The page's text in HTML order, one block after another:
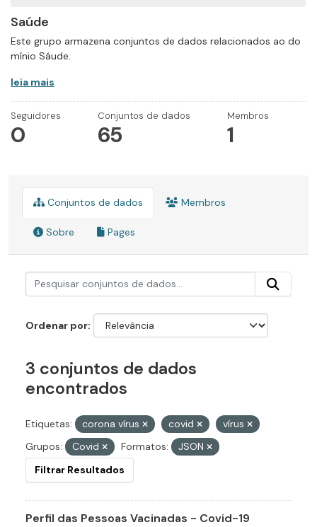
Saúde
Este grupo armazena conjuntos de dados relacionados ao do
mínio Sáude.
leia mais
Seguidores
0
Conjuntos de dados
65
Membros
1
Conjuntos de dados Membros
Sobre Pages
Ordenar por
3 conjuntos de dados
encontrados
Etiquetas: corona vírus covid
vírus
Grupos:
Covid Formatos:
JSON
Filtrar Resultados
Perfil das Pessoas Vacinadas - Covid-19